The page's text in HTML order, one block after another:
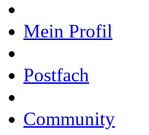
Mein Profil
Postfach
Community